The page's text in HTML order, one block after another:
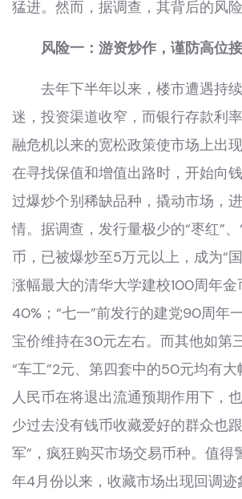
猛进。然而，据调查，其背后的风险
风险一：游资炒作，谨防高位
去年下半年以来，楼市遭遇持
迷，投资渠道收窄，而银行存款利
融危机以来的宽松政策使市场上出现
在寻找保值和增值出路时，开始向
过爆炒个别稀缺品种，撬动市场，
情。据调查，发行量极少的“枣红”
币，已被爆炒至5万元以上，成为“
涨幅最大的清华大学建校100周年金
40%；“七一”前发行的建党90周年
宝价维持在30元左右。而其他如第
“车工”2元、第四套中的50元均有
人民币在将退出流通预期作用下，
少过去没有钱币收藏爱好的群众也
军”，疯狂购买市场交易币种。值得
年4月份以来，收藏市场出现回调